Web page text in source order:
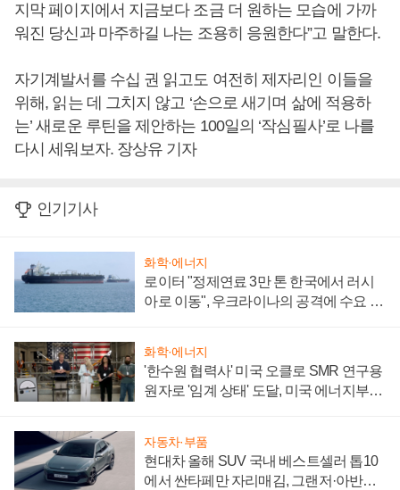
지막 페이지에서 지금보다 조금 더 원하는 모습에 가까
워진 당신과 마주하길 나는 조용히 응원한다”고 말한다.
자기계발서를 수십 권 읽고도 여전히 제자리인 이들을
위해, 읽는 데 그치지 않고 ‘손으로 새기며 삶에 적용하
는’ 새로운 루틴을 제안하는 100일의 ‘작심필사’로 나를
다시 세워보자. 장상유 기자
인기기사
화학·에너지
로이터 "정제연료 3만 톤 한국에서 러시
아로 이동", 우크라이나의 공격에 수요 늘
화학·에너지
'한수원 협력사' 미국 오클로 SMR 연구용
원자로 '임계 상태' 도달, 미국 에너지부
자동차·부품
현대차 올해 SUV 국내 베스트셀러 톱10
에서 싼타페만 자리매김, 그랜저·아반떼